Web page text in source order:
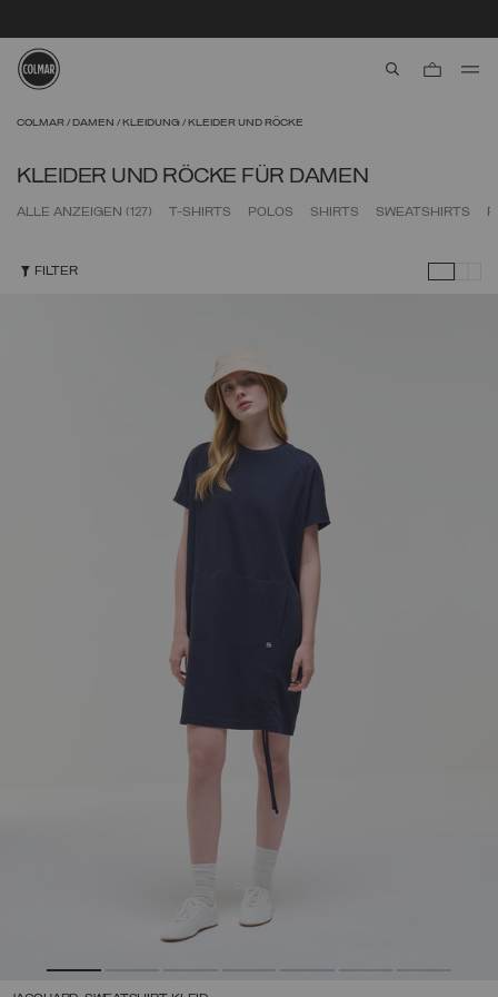
COLMAR DAMEN KLEIDUNG KLEIDER UND RÖCKE
KLEIDER UND RÖCKE FÜR DAMEN
ALLE ANZEIGEN (127) T-SHIRTS POLOS SHIRTS SWEATSHIRTS
FILTER